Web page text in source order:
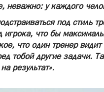
неважно: у каждого
под стиль
игрока, что бы
что один тренер
тобой другие задачи.
результат».